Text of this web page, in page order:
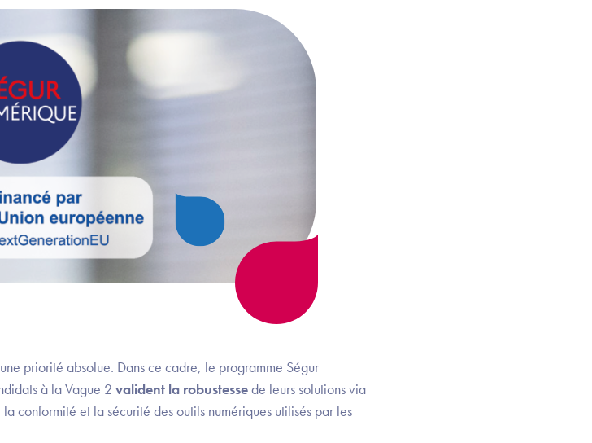
priorité absolue. Dans ce cadre, le programme Ségur
à la Vague 2 valident la robustessede leurs solutions via
la conformité et la sécurité des outils numériques utilisés par les